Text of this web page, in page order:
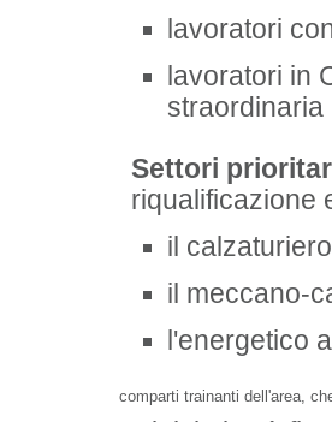
lavoratori
lavoratori in
straordinaria
Settori
riqualificazione
il calzaturiero
il meccano-
l'energetico
comparti trainanti dell'area,